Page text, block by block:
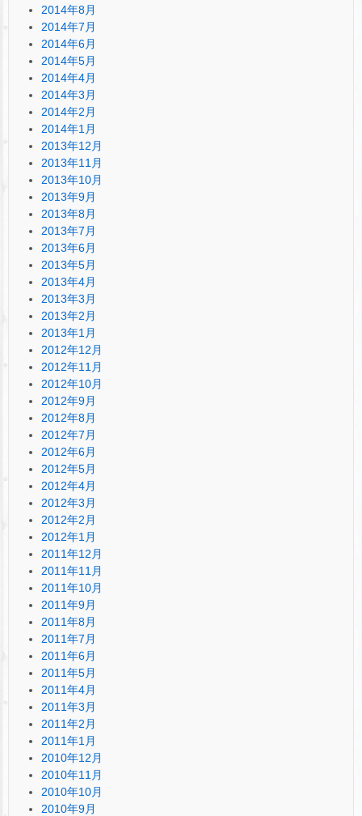
2014年8月
2014年7月
2014年6月
2014年5月
2014年4月
2014年3月
2014年2月
2014年1月
2013年12月
2013年11月
2013年10月
2013年9月
2013年8月
2013年7月
2013年6月
2013年5月
2013年4月
2013年3月
2013年2月
2013年1月
2012年12月
2012年11月
2012年10月
2012年9月
2012年8月
2012年7月
2012年6月
2012年5月
2012年4月
2012年3月
2012年2月
2012年1月
2011年12月
2011年11月
2011年10月
2011年9月
2011年8月
2011年7月
2011年6月
2011年5月
2011年4月
2011年3月
2011年2月
2011年1月
2010年12月
2010年11月
2010年10月
2010年9月